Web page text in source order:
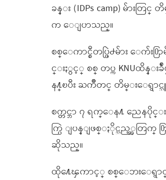
ခန္း (IDPs camp) မ်ား
က ေျပာသည္။
စစ္ေကာင္စီတပ္ဖြဲ႕မ်ား ေက်း
င္းႏွင့္ စစ္ တပ္က KNUထိန္း
န႔္ၿပီး ႀကိဳတင္ တိမ္းေရွာင္
စက္တင္ဘာ ၇ ရက္ေန႔ ညေနပိုင္း
က္ပြဲ ျပန္ျဖစ္ႏိုင္သည့္အတြက္
ဆိုသည္။
ထို႔ေၾကာင့္ စစ္ေဘးေရွာင္